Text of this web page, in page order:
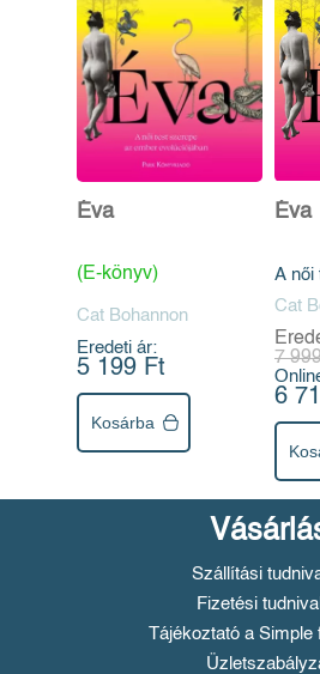
Éva
(E-könyv)
Cat Bohannon
Eredeti ár:
5 199 Ft
Kosárba
Éva
A női
Cat
7
6
Szállítási
Fizetési
Tájékoztató a Simple